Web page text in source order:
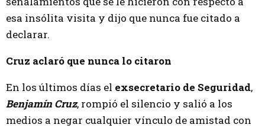
esa insólita visita y dijo que nunca fue citado a
declarar.
Cruz aclaró que nunca lo citaron
En los últimos días el exsecretario de Seguridad,
Benjamín Cruz, rompió el silencio y salió a los
medios a negar cualquier vínculo de amistad con